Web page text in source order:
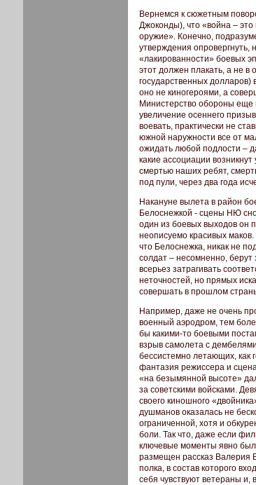
Вернемся к сюжетным
Джоконды), что «война – это
оружие». Конечно,
утверждения опровергнуть,
«лакированности» боевых
этот должен плакать, а не в
государственных
оно не киногероями, а
Министерство обороны еще
увеличение осеннего
воевать, практически не
южной наружности все от
ожидать любой подлости –
какие ассоциации
смертью наших ребят,
под пули, через два года
Накануне вылета в район
Белоснежкой - сцены НЮ
один из боевых выходов он
неописуемо красивых
что Белоснежка, никак не
солдат – несомненно,
всерьез затрагивать
неточностей, но прямых
совершать в прошлом
Например, даже не очень
военный аэродром, тем
бы какими-то боевыми
взрыв самолета с
бессистемно летающих, как
фантазия режиссера и
«на безымянной высоте»
за советскими войсками.
своего киношного
душманов оказалась не
ограниченной, хотя и
боли. Так что, даже если
ключевые моменты явно
размещен рассказ Валерия
полка, в состав которого
себя чувствуют ветераны